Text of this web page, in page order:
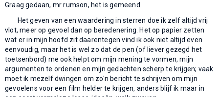
Graag gedaan, mr rumson, het is gemeend.
Het geven van een waardering in sterren doe ik zelf altijd vrij
vlot, meer op gevoel dan op beredenering. Het op papier zetten
wat er in mijn hoofd zit daarentegen vind ik ook niet altijd even
eenvoudig, maar het is wel zo dat de pen (of liever gezegd het
toetsenbord) me ook helpt om mijn mening te vormen, mijn
argumenten te ordenen en mijn gedachten scherp te krijgen; vaak
moet ik mezelf dwingen om zo'n bericht te schrijven om mijn
gevoelens voor een film helder te krijgen, anders blijf ik maar in